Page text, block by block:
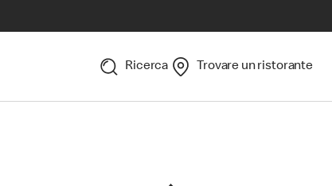
Ricerca Trovare un ristorante